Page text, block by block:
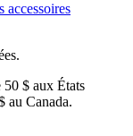
accessoires
50 $ aux États
au Canada.